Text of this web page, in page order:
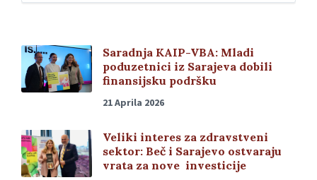
Saradnja KAIP-VBA: Mladi
poduzetnici iz Sarajeva dobili
finansijsku podršku
21 Aprila 2026
Veliki interes za zdravstveni
sektor: Beč i Sarajevo ostvaraju
vrata za nove investicije